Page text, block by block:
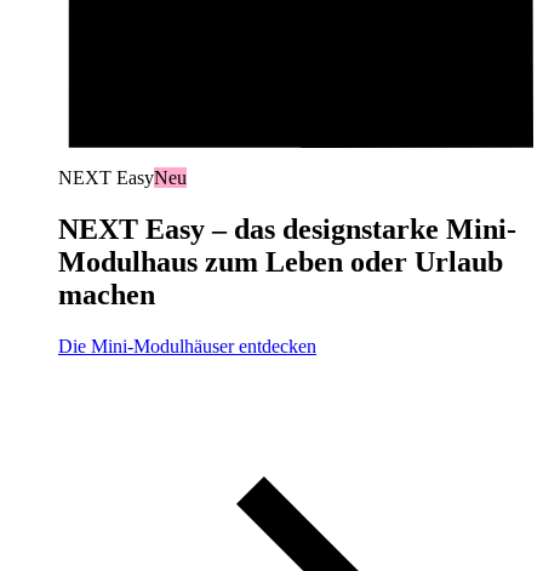
NEXT EasyNeu
NEXT Easy – das designstarke Mini-
Modulhaus zum Leben oder Urlaub
machen
Die Mini-Modulhäuser entdecken